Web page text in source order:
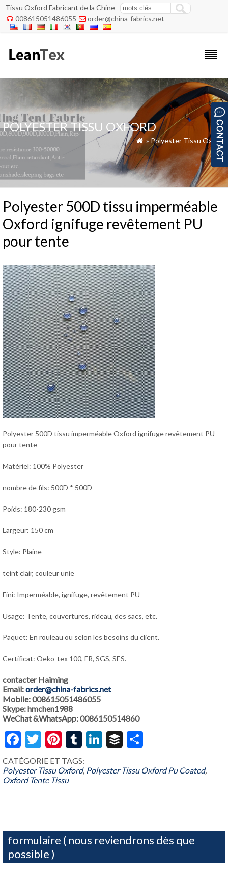
Tissu Oxford Fabricant de la Chine
 008615051486055  order@china-fabrics.net
POLYESTER TISSU OXFORD
 » Polyester Tissu Oxford
Polyester 500D tissu imperméable
Oxford ignifuge revêtement PU
pour tente
Polyester 500D tissu imperméable Oxford ignifuge revêtement PU
pour tente
Matériel: 100% Polyester
nombre de fils: 500D * 500D
Poids: 180-230 gsm
Largeur: 150 cm
Style: Plaine
teint clair, couleur unie
Fini: Imperméable, ignifuge, revêtement PU
Usage: Tente, couvertures, rideau, des sacs, etc.
Paquet: En rouleau ou selon les besoins du client.
Certificat: Oeko-tex 100, FR, SGS, SES.
contacter Haiming
Email:order@china-fabrics.net
Mobile: 008615051486055
Skype: hmchen1988
WeChat &WhatsApp: 0086150514860
Facebook
Twitter
Pinterest
Tumblr
LinkedIn
Buffer
CATÉGORIE ET ​​TAGS:
Polyester Tissu Oxford, Polyester Tissu Oxford Pu Coated,
Oxford Tente Tissu
formulaire ( nous reviendrons dès que
possible )